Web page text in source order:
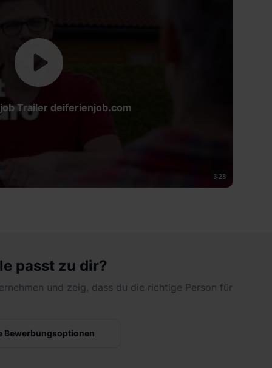
Trailer deiferienjob.com
3:28
passt zu dir?
und zeig, dass du die richtige Person für
Bewerbungsoptionen